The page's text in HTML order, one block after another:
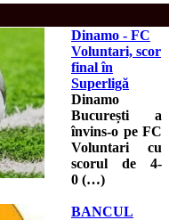
Dinamo - FC
Voluntari, scor
final în
Superligă
Dinamo
București a
învins-o pe FC
Voluntari cu
scorul de 4-
0 (…)
BANCUL